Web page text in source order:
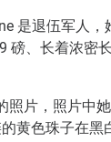
是退伍军人
磅、长着浓密
照片，照片中
的黄色珠子在黑